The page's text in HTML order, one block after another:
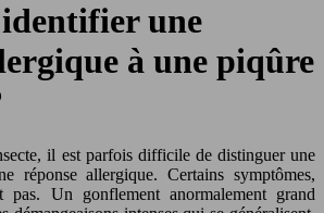
une
à une piqûre
il est parfois difficile de distinguer une
réponse allergique. Certains symptômes,
pas. Un gonflement anormalement grand